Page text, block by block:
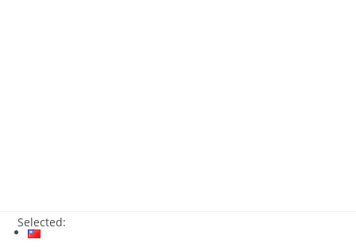
Selected: